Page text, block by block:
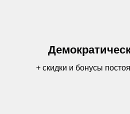
+ скидки и бонусы